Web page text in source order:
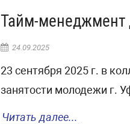
Тайм-менеджмент
24.09.2025
23 сентября 2025 г. в
занятости молодежи г.
Читать далее...